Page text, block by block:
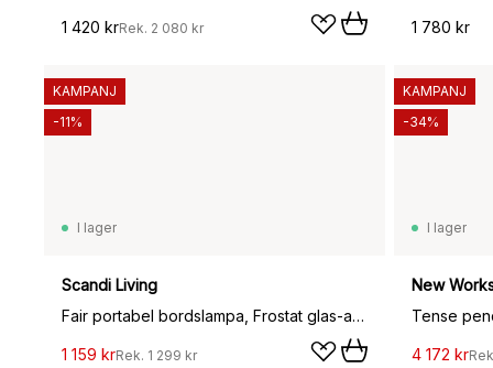
1 420 krRek. 2 080 kr 1 780 kr
I lager
Scandi Living
Fair portabel bordslampa, Frostat glas-ask
1 159 krRek. 1 299 kr
KAMPANJ
-11%
I lager
New
Tense
4 172 kr
KAMPANJ
-34%